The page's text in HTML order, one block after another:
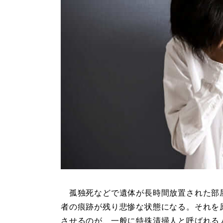
孤独死などで遺体が長時間放置された部
者の痕跡が残り悲惨な状態になる。それを
させるのが、一般に特殊清掃人と呼ばれる